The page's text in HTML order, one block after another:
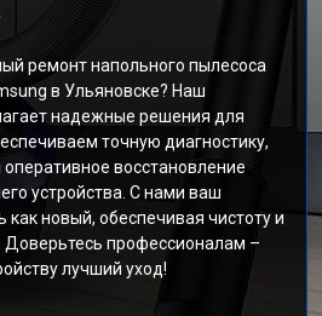
ремонт напольного пылесоса
в Ульяновске? Наш
надежные решения для
точную диагностику,
восстановление
устройства. С нами ваш
как новый, обеспечивая чистоту и
профессионалам –
лучший уход!